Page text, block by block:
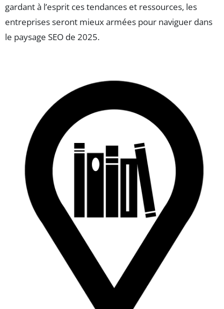
gardant à l’esprit ces tendances et ressources, les
entreprises seront mieux armées pour naviguer dans
le paysage SEO de 2025.